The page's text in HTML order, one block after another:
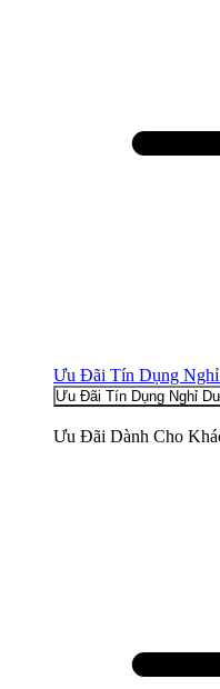
Ưu Đãi Tín Dụng
Ưu Đãi Tín Dụng Nghỉ
Ưu Đãi Dành Cho